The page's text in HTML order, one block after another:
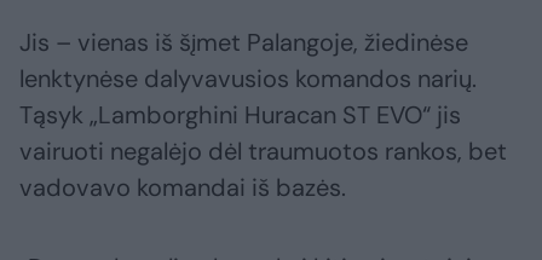
Jis – vienas iš šįmet Palangoje, žiedinėse
lenktynėse dalyvavusios komandos narių.
Tąsyk „Lamborghini Huracan ST EVO“ jis
vairuoti negalėjo dėl traumuotos rankos, bet
vadovavo komandai iš bazės.